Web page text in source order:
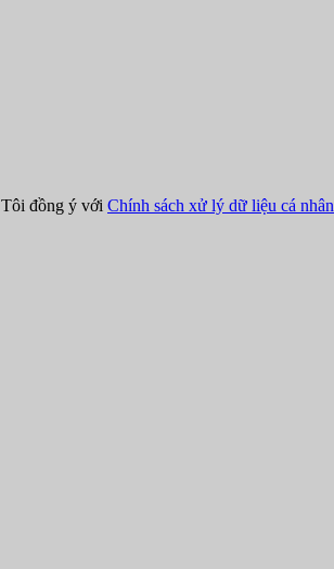
Tôi đồng ý với Chính sách xử lý dữ liệu cá nhân